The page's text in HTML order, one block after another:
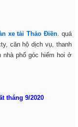
xe tải Thảo Điền. quá
căn hộ dịch vụ, thanh
nhà phố góc hiếm hoi ở
tháng 9/2020